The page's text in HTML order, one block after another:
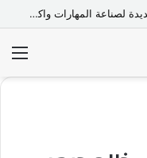
انطلاق منصة “ميلانو للتدريب”.. وجهة جديدة لصناعة المهارات واكتشاف المواهب..